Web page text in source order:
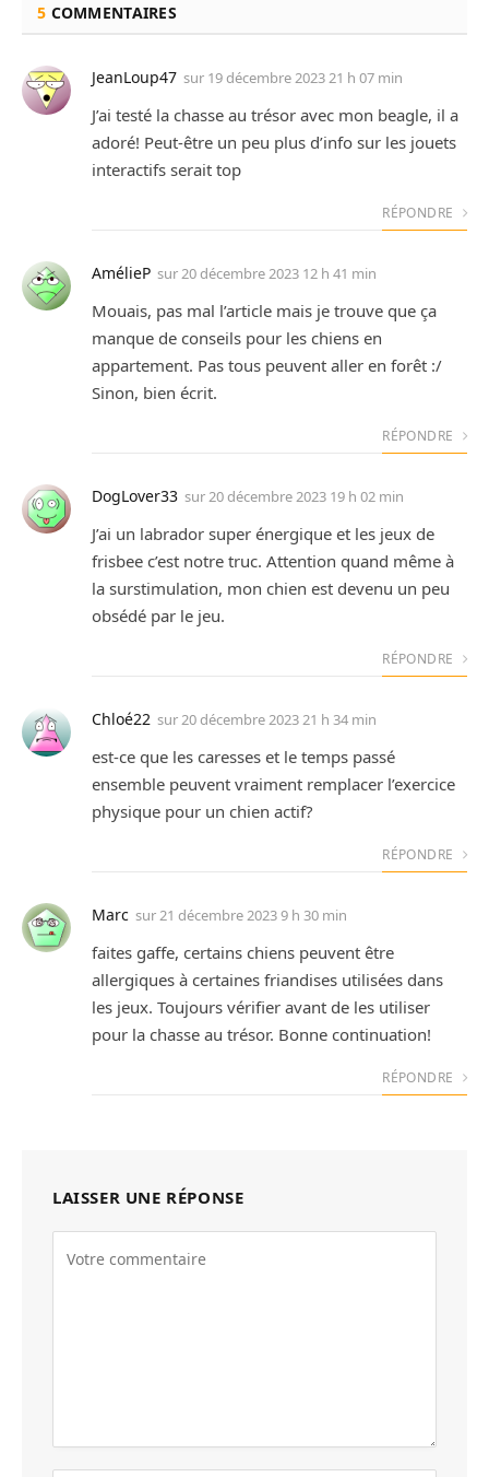
5 COMMENTAIRES
JeanLoup47 sur 19 décembre 2023 21 h 07 min
J’ai testé la chasse au trésor avec mon beagle, il a
adoré! Peut-être un peu plus d’info sur les jouets
interactifs serait top
RÉPONDRE
AmélieP sur20 décembre 2023 12 h 41 min
Mouais, pas mal l’article mais je trouve que ça
manque de conseils pour les chiens en
appartement. Pas tous peuvent aller en forêt :/
Sinon, bien écrit.
RÉPONDRE
DogLover33 sur20 décembre 2023 19 h 02 min
J’ai un labrador super énergique et les jeux de
frisbee c’est notre truc. Attention quand même à
la surstimulation, mon chien est devenu un peu
obsédé par le jeu.
RÉPONDRE
Chloé22 sur20 décembre 2023 21 h 34 min
est-ce que les caresses et le temps passé
ensemble peuvent vraiment remplacer l’exercice
physique pour un chien actif?
RÉPONDRE
Marc sur21 décembre 2023 9 h 30 min
faites gaffe, certains chiens peuvent être
allergiques à certaines friandises utilisées dans
les jeux. Toujours vérifier avant de les utiliser
pour la chasse au trésor. Bonne continuation!
RÉPONDRE
LAISSER UNE RÉPONSE